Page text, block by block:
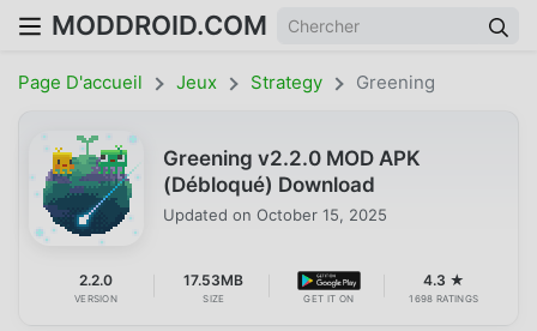
MODDROID.COM
Page D'accueil Jeux Strategy Greening
Greening v2.2.0 MOD APK
(Débloqué) Download
Updated on October 15, 2025
2.2.0
VERSION
17.53MB
SIZE GET IT ON
4.3 ★
1698 RATINGS